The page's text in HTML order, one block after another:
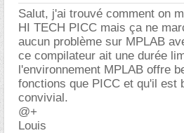
Salut, j'ai trouvé comment on
HI TECH PICC mais ça ne
aucun problème sur MPLAB
ce compilateur ait une durée
l'environnement MPLAB offre
fonctions que PICC et qu'il est
convivial.
@+
Louis